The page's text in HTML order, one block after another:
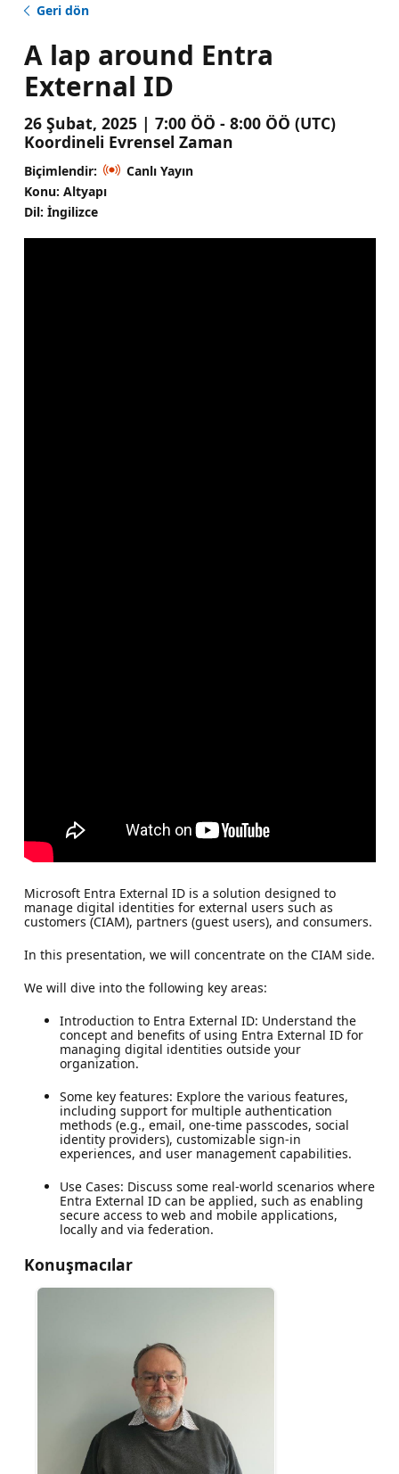
Geri dön
A lap around Entra
External ID
26 Şubat, 2025 | 7:00 ÖÖ - 8:00 ÖÖ (UTC)
Koordineli Evrensel Zaman
Biçimlendir:
Canlı Yayın
Konu: Altyapı
Dil: İngilizce
Microsoft Entra External ID is a solution designed to
manage digital identities for external users such as
customers (CIAM), partners (guest users), and consumers.
In this presentation, we will concentrate on the CIAM side.
We will dive into the following key areas:
Introduction to Entra External ID: Understand the
concept and benefits of using Entra External ID for
managing digital identities outside your
organization.
Some key features: Explore the various features,
including support for multiple authentication
methods (e.g., email, one-time passcodes, social
identity providers), customizable sign-in
experiences, and user management capabilities.
Use Cases: Discuss some real-world scenarios where
Entra External ID can be applied, such as enabling
secure access to web and mobile applications,
locally and via federation.
Konuşmacılar